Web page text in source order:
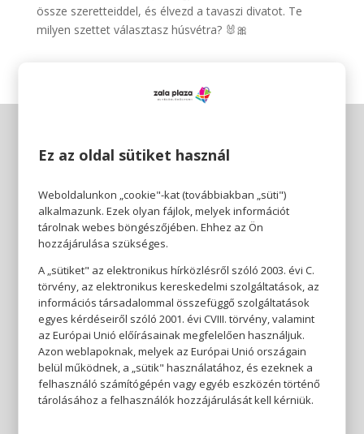
össze szeretteiddel, és élvezd a tavaszi divatot. Te
milyen szettet választasz húsvétra? 🐰🎀
Ez az oldal sütiket használ
Weboldalunkon „cookie"-kat (továbbiakban „süti")
alkalmazunk. Ezek olyan fájlok, melyek információt
tárolnak webes böngészőjében. Ehhez az Ön
hozzájárulása szükséges.
A „sütiket" az elektronikus hírközlésről szóló 2003. évi C.
törvény, az elektronikus kereskedelmi szolgáltatások, az
információs társadalommal összefüggő szolgáltatások
egyes kérdéseiről szóló 2001. évi CVIII. törvény, valamint
az Európai Unió előírásainak megfelelően használjuk.
Azon weblapoknak, melyek az Európai Unió országain
belül működnek, a „sütik" használatához, és ezeknek a
felhasználó számítógépén vagy egyéb eszközén történő
tárolásához a felhasználók hozzájárulását kell kérniük.